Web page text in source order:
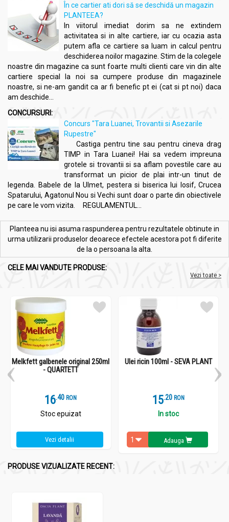
În ce cartier ati dori să se deschidă un magazin
PLANTEEA?
In viitorul imediat dorim sa ne extindem
activitatea si in alte cartiere, iar cu ocazia asta
putem afla ce cartiere sa luam in calcul pentru
deschiderea noilor magazine. Stim de la colegele
noastre din magazine ca sunt foarte multi clienti care vin din alte
cartiere special la noi sa cumpere produse din magazinele
noastre, si ne-am gandit ca ar fi benefic pt ei (cat si pt noi) daca
am deschide...
CONCURSURI:
Concurs "Tara Luanei, Trovantii si Asezarile
Rupestre"
Castiga pentru tine sau pentru cineva drag
TIMP in Tara Luanei! Hai sa vedem impreuna
grotele si trovantii si sa aflam povestile care au
transformat un picior de plai intr-un tinut de
legenda. Babele de la Ulmet, pestera si biserica lui Iosif, Crucea
Spatarului, Agatonul Nou si Vechi sunt doar o parte din obiectivele
pe care le vom vizita. REGULAMENTUL...
Planteea nu isi asuma raspunderea pentru rezultatele obtinute in
urma utilizarii produselor deoarece efectele acestora pot fi diferite
de la o persoana la alta.
CELE MAI VANDUTE PRODUSE:
Vezi toate >
Melkfett galbenele original 250ml
- QUARTETT
16.4 RON
Stoc epuizat
Vezi detalii
Ulei ricin 100ml - SEVA PLANT
15.2 RON
In stoc
Adauga
PRODUSE VIZUALIZATE RECENT: